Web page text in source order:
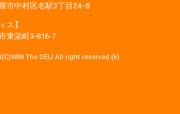
市中村区名駅3丁目24−8
ス】
東栄町3‐816‐7
The DELI All right reserved.(k)